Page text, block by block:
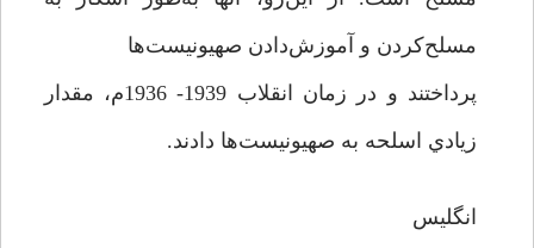
مسلح‌كردن و آموزش‌دادن صهيونيست‌ها
پرداختند و در زمان انقلاب 1939- 1936م، مقدار
زيادي اسلحه به صهيونيست‌ها دادند.
انگليس